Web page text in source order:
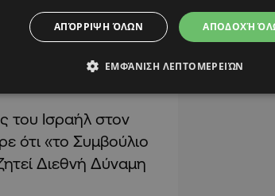
του Ισραήλ στον
ότι «το Συμβούλιο
Διεθνή Δύναμη
ΑΠΟΔΟΧΉ
ΑΠΌΡΡΙΨΗ ΌΛΩΝ
ΕΜΦΆΝΙΣΗ ΛΕΠΤΟΜΕΡΕΙΏΝ